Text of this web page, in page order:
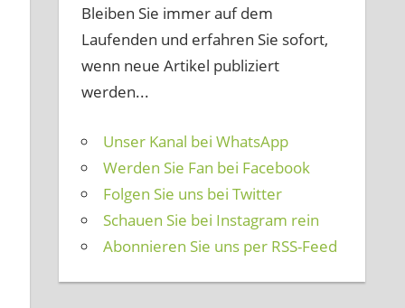
Bleiben Sie immer auf dem
Laufenden und erfahren Sie sofort,
wenn neue Artikel publiziert
werden...
Unser Kanal bei WhatsApp
Werden Sie Fan bei Facebook
Folgen Sie uns bei Twitter
Schauen Sie bei Instagram rein
Abonnieren Sie uns per RSS-Feed